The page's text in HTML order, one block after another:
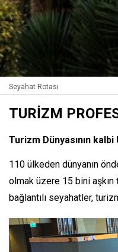
Seyahat Rotası
TURİZM
Turizm Dünyasının
110 ülkeden dünyanın
olmak üzere 15 bini
bağlantılı seyahatler,